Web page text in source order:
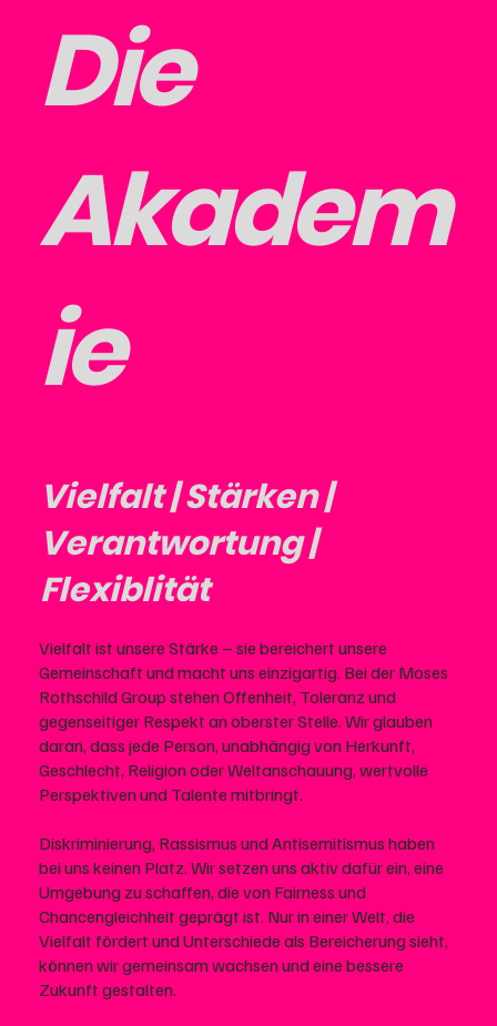
Die
Akadem
ie
Vielfalt | Stärken |
Verantwortung |
Flexiblität
Vielfalt ist unsere Stärke – sie bereichert unsere
Gemeinschaft und macht uns einzigartig. Bei der Moses
Rothschild Group stehen Offenheit, Toleranz und
gegenseitiger Respekt an oberster Stelle. Wir glauben
daran, dass jede Person, unabhängig von Herkunft,
Geschlecht, Religion oder Weltanschauung, wertvolle
Perspektiven und Talente mitbringt.
Diskriminierung, Rassismus und Antisemitismus haben
bei uns keinen Platz. Wir setzen uns aktiv dafür ein, eine
Umgebung zu schaffen, die von Fairness und
Chancengleichheit geprägt ist. Nur in einer Welt, die
Vielfalt fördert und Unterschiede als Bereicherung sieht,
können wir gemeinsam wachsen und eine bessere
Zukunft gestalten.